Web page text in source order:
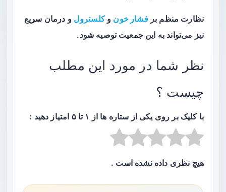
نظارت منظم بر فشار خون وکلسترول و درمان سریع
نیز می‌تواند به این جمعیت توصیه شود.
نظر شما در مورد این مطلب
چیست ؟
با کلیک بر روی یکی از ستاره ها از ۱ تا ۵ امتیاز دهید :
هیچ نظری داده نشده است .